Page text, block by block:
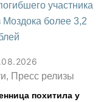
Пресс релизы
похитила у